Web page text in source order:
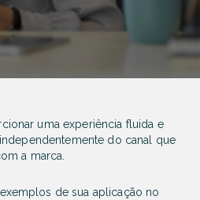
uma experiência fluida e
do canal que
a marca.
de sua aplicação no